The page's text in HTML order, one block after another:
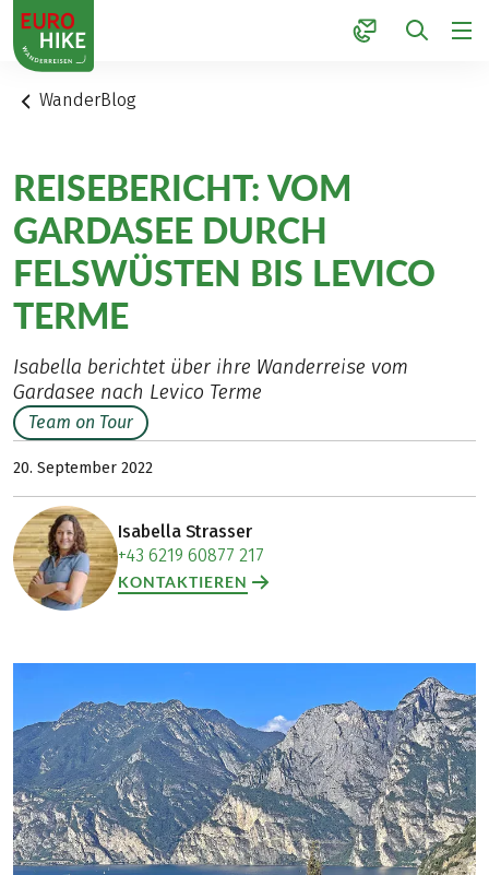
1
WanderBlog
REISEBERICHT: VOM
GARDASEE DURCH
FELSWÜSTEN BIS LEVICO
TERME
Isabella berichtet über ihre Wanderreise vom
Gardasee nach Levico Terme
Team on Tour
20. September 2022
Isabella Strasser
+43 6219 60877 217
KONTAKTIEREN